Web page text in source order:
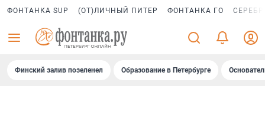
ФОНТАНКА SUP (ОТ)ЛИЧНЫЙ ПИТЕР ФОНТАНКА ГО
Финский залив позеленел Образование в Петербурге